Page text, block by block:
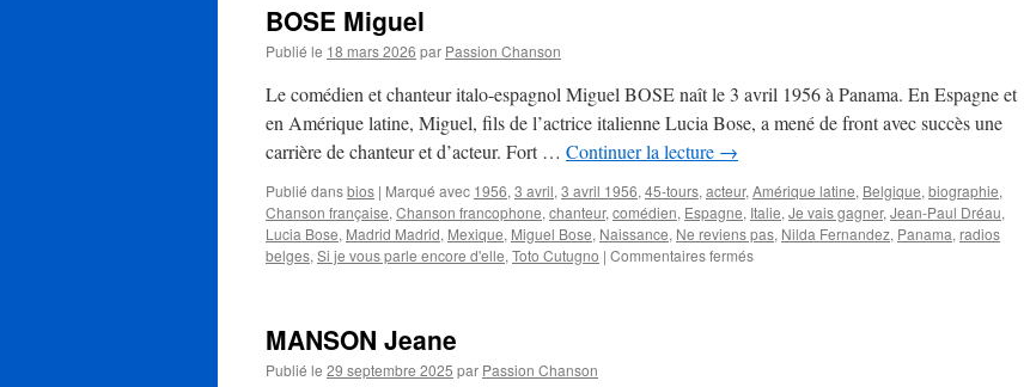
BOSE Miguel
Publié le 18 mars 2026 par Passion Chanson
Le comédien et chanteur italo-espagnol Miguel BOSE naît le 3 avril 1956 à Panama. En Espagne et
en Amérique latine, Miguel, fils de l’actrice italienne Lucia Bose, a mené de front avec succès une
carrière de chanteur et d’acteur. Fort … Continuer la lecture →
Publié dansbios | Marqué avec 1956, 3 avril, 3 avril 1956, 45-tours, acteur, Amérique latine, Belgique, biographie,
Chanson française, Chanson francophone, chanteur, comédien, Espagne, Italie, Je vais gagner, Jean-Paul Dréau,
Lucia Bose, Madrid Madrid, Mexique, Miguel Bose, Naissance, Ne reviens pas, Nilda Fernandez, Panama, radios
belges, Si je vous parle encore d'elle, Toto Cutugno | Commentaires ferméssur
MANSON Jeane
Publié le 29 septembre 2025 par Passion Chanson